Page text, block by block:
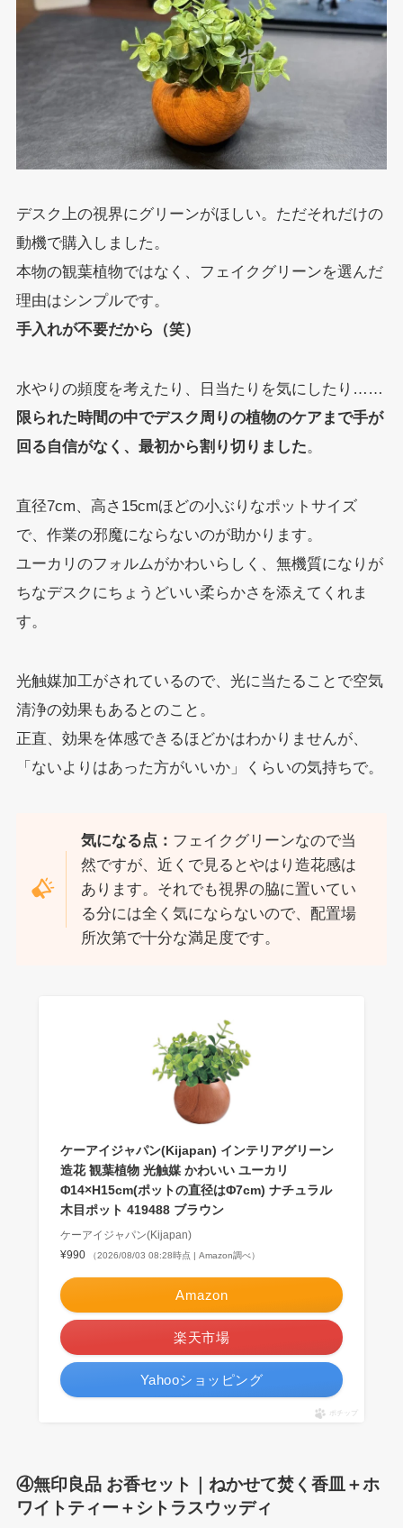
デスク上の視界にグリーンがほしい。ただそれだけの
動機で購入しました。
本物の観葉植物ではなく、フェイクグリーンを選んだ
理由はシンプルです。
手入れが不要だから（笑）
水やりの頻度を考えたり、日当たりを気にしたり……
限られた時間の中でデスク周りの植物のケアまで手が
回る自信がなく、最初から割り切りました。
直径7cm、高さ15cmほどの小ぶりなポットサイズ
で、作業の邪魔にならないのが助かります。
ユーカリのフォルムがかわいらしく、無機質になりが
ちなデスクにちょうどいい柔らかさを添えてくれま
す。
光触媒加工がされているので、光に当たることで空気
清浄の効果もあるとのこと。
正直、効果を体感できるほどかはわかりませんが、
「ないよりはあった方がいいか」くらいの気持ちで。
気になる点： フェイクグリーンなので当
然ですが、近くで見るとやはり造花感は
あります。それでも視界の脇に置いてい
る分には全く気にならないので、配置場
所次第で十分な満足度です。
ケーアイジャパン(Kijapan) インテリアグリーン
造花 観葉植物 光触媒 かわいい ユーカリ
Φ14×H15cm(ポットの直径はΦ7cm) ナチュラル
木目ポット 419488 ブラウン
ケーアイジャパン(Kijapan)
¥990
（2026/08/03 08:28時点 | Amazon調べ）
Amazon
楽天市場
Yahooショッピング
ポチップ
④無印良品 お香セット｜ねかせて焚く香皿＋ホ
ワイトティー＋シトラスウッディ